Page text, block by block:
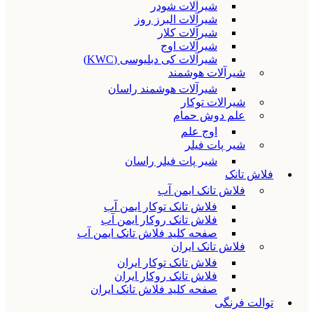
شیرآلات شودر
شیرآلات البرز روز
شیرآلات کلار
شیرآلات اوج
شیرآلات کی دبلیوسی (KWC)
شیرآلات هوشمند
شیرآلات هوشمند راسان
شیرالات توکار
علم دوش حمام
اوج علم
شیر پات فیلر
شیر پات فیلر راسان
فلاش تانک
فلاش تانک ایمن آب
فلاش تانک توکار ایمن آب
فلاش تانک روکار ایمن آب
صفحه کلید فلاش تانک ایمن آب
فلاش تانک ایران
فلاش تانک توکار ایران
فلاش تانک روکار ایران
صفحه کلید فلاش تانک ایران
توالت فرنگی